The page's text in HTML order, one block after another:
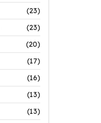
(23)
(23)
(20)
(17)
(16)
(13)
(13)